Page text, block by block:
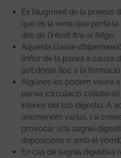
És l’augment de la pressió
que és la vena que porta
des de l’intestí fins al fetge.
Aquesta classe
(inflor de la panxa a causa
pot donar lloc a la
Algunes les podem veure
panxa (circulació
interior del tub digestiu. A
anomenem varius, i si
provocar una sagnia
deposicions o amb el
En cas de sagnia digestiva